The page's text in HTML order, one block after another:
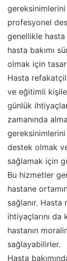
gereksinimlerini
profesyonel
genellikle
hasta bakımı
olmak için
Hasta
ve eğitimli
günlük
zamanında
destek olmak
sağlamak için
Bu hizmetler
hastane
sağlanır.
ihtiyaçlarını da
hastanın
sağlayabilirler.
Hasta